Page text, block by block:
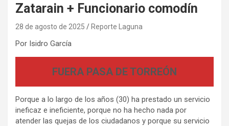
Zatarain + Funcionario comodín
28 de agosto de 2025 Reporte Laguna
Por Isidro García
FUERA PASA DE TORREÓN
Porque a lo largo de los años (30) ha prestado un servicio
ineficaz e ineficiente, porque no ha hecho nada por
atender las quejas de los ciudadanos y porque su servicio